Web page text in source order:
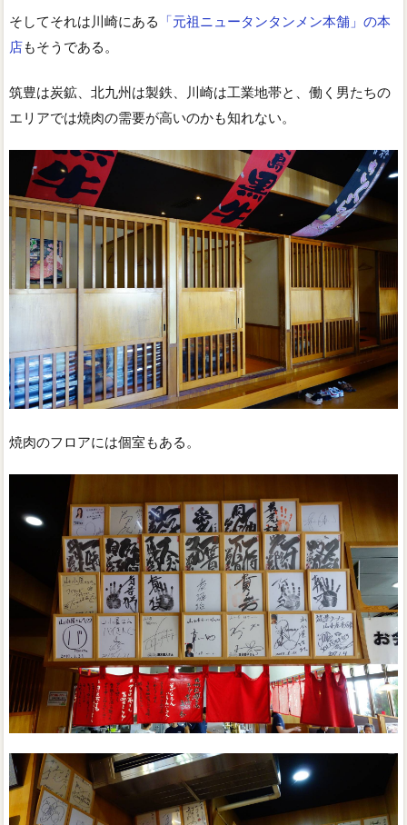
そしてそれは川崎にある
「元祖ニュータンタンメン本舗」の本
店もそうである。
筑豊は炭鉱、北九州は製鉄、川崎は工業地帯と、働く男たちの
エリアでは焼肉の需要が高いのかも知れない。
焼肉のフロアには個室もある。